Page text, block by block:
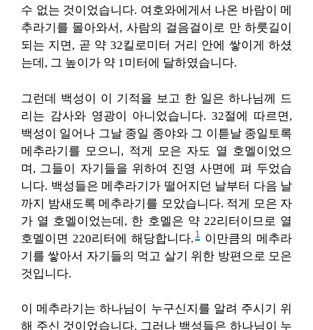
수 없는 것이었습니다. 여호와에게서 나온 바람이 메
추라기를 몰아와서, 사람의 걸음걸이로 만 하룻길이
되는 지면, 곧 약 32킬로미터 거리 안에 쌓이게 하셨
는데, 그 높이가 약 1미터에 달하였습니다.
그런데 백성이 이 기적을 보고 한 일은 하나님께 드
리는 감사와 영광이 아니었습니다. 32절에 따르면,
백성이 일어나 그날 종일 종야와 그 이튿날 종일토록
메추라기를 모으니, 적게 모은 자도 열 호멜이었으
며, 그들이 자기들을 위하여 진영 사면에 펴 두었습
니다. 백성들은 메추라기가 떨어지던 날부터 다음 날
까지 밤새도록 메추라기를 모았습니다. 적게 모은 자
가 열 호멜이었는데, 한 호멜은 약 22리터이므로 열
호멜이면 220리터에 해당합니다. 1
이만큼의 메추라
기를 쌓아서 자기들의 먹고 살기 위한 방편으로 모은
것입니다.
이 메추라기는 하나님이 누구신지를 알려 주시기 위
해 주신 것이었습니다. 그러나 백성들은 하나님이 누